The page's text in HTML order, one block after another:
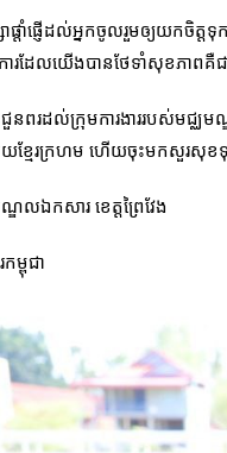
តាំផ្ញើដល់អ្នកចូលរួមឲ្យយកចិ
រដែលយើងបានថែទាំសុខភាព
ពរដល់ក្រុមការងាររបស់មជ្ឈ
ខ្មែរក្រហម ហើយចុះមកសួរសុ
លឯកសារ ខេត្តព្រៃវែង
ម្ពុជា